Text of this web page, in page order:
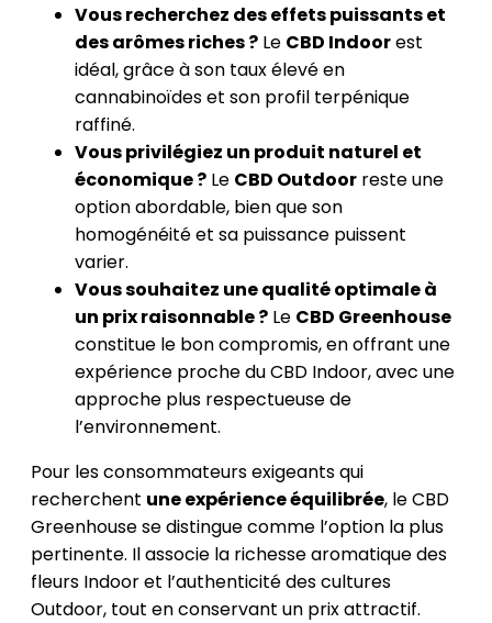
Vous recherchez des effets puissants et
des arômes riches ? Le CBD Indoorest
idéal, grâce à son taux élevé en
cannabinoïdes et son profil terpénique
raffiné.
Vous privilégiez un produit naturel et
économique ? Le CBD Outdoor reste une
option abordable, bien que son
homogénéité et sa puissance puissent
varier.
Vous souhaitez une qualité optimale à
un prix raisonnable ? Le CBD Greenhouse
constitue le bon compromis, en offrant une
expérience proche du CBD Indoor, avec une
approche plus respectueuse de
l’environnement.
Pour les consommateurs exigeants qui
recherchent une expérience équilibrée, le CBD
Greenhouse se distingue comme l’option la plus
pertinente. Il associe la richesse aromatique des
fleurs Indoor et l’authenticité des cultures
Outdoor, tout en conservant un prix attractif.